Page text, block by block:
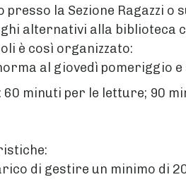
la Sezione Ragazzi
alternativi alla biblioteca
è così organizzato:
al giovedì pomeriggio
minuti per le letture; 90
di gestire un minimo di